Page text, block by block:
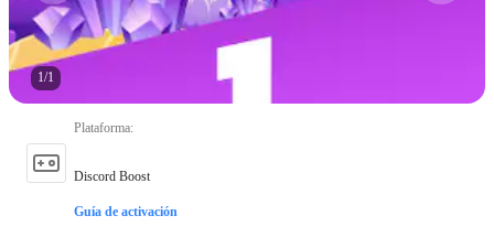
1/1
Plataforma:
Discord Boost
Guía de activación